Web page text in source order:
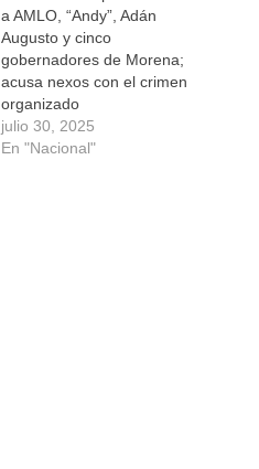
a AMLO, “Andy”, Adán
Augusto y cinco
gobernadores de Morena;
acusa nexos con el crimen
organizado
julio 30, 2025
En "Nacional"